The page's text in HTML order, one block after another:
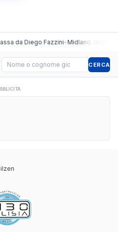
da Diego Fazzini•Midland, doppio
Cerca giocatore CERCA